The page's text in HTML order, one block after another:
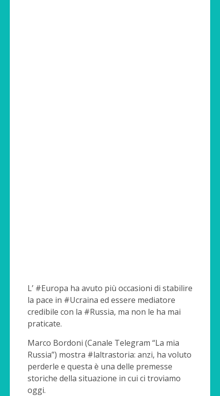
L’ #Europa ha avuto più occasioni di stabilire
la pace in #Ucraina ed essere mediatore
credibile con la #Russia, ma non le ha mai
praticate.
Marco Bordoni (Canale Telegram “La mia
Russia”) mostra #laltrastoria: anzi, ha voluto
perderle e questa è una delle premesse
storiche della situazione in cui ci troviamo
oggi.